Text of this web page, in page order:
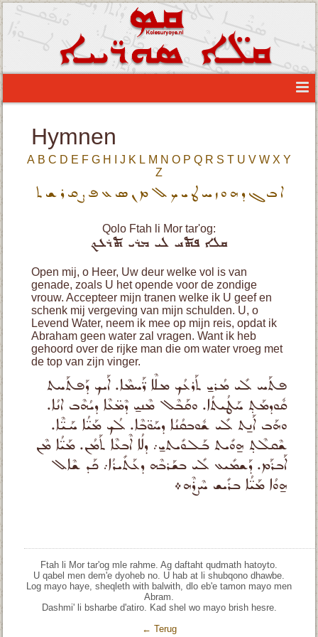
Hymnen
A B C D E F G H J K L M N O P Q R S T U V W X Y
Z
ܐ ܒ ܓ ܕ ܗ ܘ ܙ ܚ ܛ ܝ ܟ ܠ ܡ ܢ ܣ ܥ ܦ ܨ ܩ ܪ ܫ ܬ
Qolo Ftah li Mor tar'og:
ܩܠܐ ܦܬܚ ܠܝ ܡܪܝ ܬܪܥܟ
Open mij, o Heer, Uw deur welke vol is van
genade, zoals U het opende voor de zondige
vrouw. Accepteer mijn tranen welke ik U geef en
schenk mij vergeving van mijn schulden. U, o
Levend Water, neem ik mee op mijn reis, opdat ik
Abraham geen water zal vragen. Want ik heb
gehoord over de rijke man die om water vroeg met
de top van zijn vinger.
ܦܬܰܚ ܠܺܝ ܡܳܪܝ̱ ܬܰܪܥܳܟ ܡܠܶܐ ܪ̈ܰܚܡܶܐ. ܐܰܝܟ ܕܰܦܬܰܚܬ
ܩܽܘܕܡܰܬ̣ ܚܰܛܳܝܬܳܐ. ܘܩܰܒܶܠ ܡܶܢܝ̱ ܕܶܡ̈ܥܶܐ ܕܝܳܗܶܒ ܐܢܳܐ.
ܘܗܰܒ ܐܰܢ̱ܬ ܠܺܝ ܫܽܘܒܩܳܢܳܐ ܕܚܰܘ̈ܒܶܐ. ܠܳܟ ܡܰܝ̈ܳܐ ܚܰܝ̈ܶܐ.
ܫܶܩܠܶܬ̣ ܗ̱ܘܺܝܬ ܒܰܠܘܺܝܬܝ̱܇ ܕܠܳܐ ܐܶܒܥܶܐ ܬܰܡܳܢ. ܡܰܝ̈ܳܐ ܡܶܢ
ܐܰܒܪܰܡ. ܕܰܫܡܺܝܥ ܠܺܝ ܒܫܰܪܒܶܗ ܕܥܰܬܺܝܪܳܐ܇ ܟܰܕ ܫܶܐܠ
ܗ̱ܘܳܐ ܡܰܝ̈ܳܐ ܒܪܺܝܫ ܚܶܨܪܶܗ܀
Ftah li Mor tar'og mle rahme. Ag daftaht qudmath hatoyto.
U qabel men dem'e dyoheb no. U hab at li shubqono dhawbe.
Log mayo haye, sheqleth with balwith, dlo eb'e tamon mayo men
Abram.
Dashmi' li bsharbe d'atiro. Kad shel wo mayo brish hesre.
← Terug